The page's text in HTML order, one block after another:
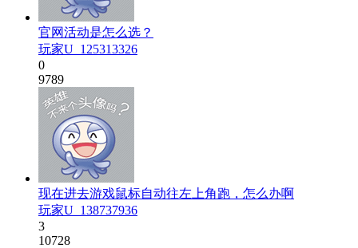
官网活动是怎么选？
玩家U_125313326
0
9789
现在进去游戏鼠标自动往左上角跑，怎么办啊
玩家U_138737936
3
10728